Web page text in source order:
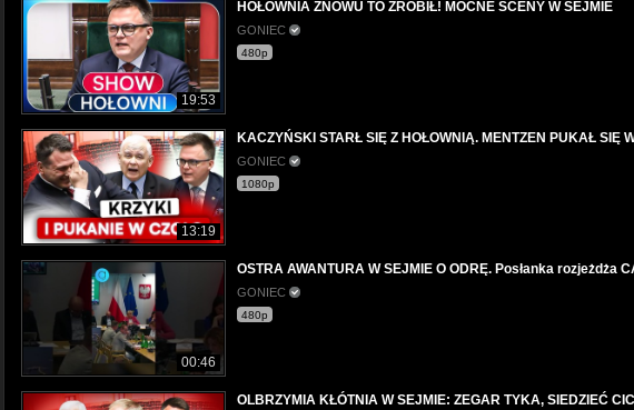
19:53
HOŁOWNIA ZNOWU TO ZROBIŁ! MOCNE SCENY W SEJMIE
GONIEC
480p
13:19
KACZYŃSKI STARŁ SIĘ Z HOŁOWNIĄ. MENTZEN PUKAŁ SIĘ
GONIEC
1080p
00:46
OSTRA AWANTURA W SEJMIE O ODRĘ. Posłanka rozjeżdża
GONIEC
480p
OLBRZYMIA KŁÓTNIA W SEJMIE: ZEGAR TYKA, SIEDZIEĆ